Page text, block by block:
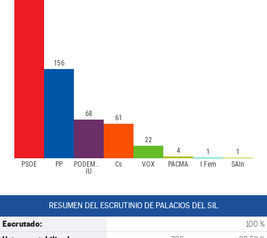
PSOE PP
PODEMOS-
IU
Cs VOX PACMA I.Fem SAIn
156
68 61
22
4
1 1
RESUMEN DEL ESCRUTINIO DE PALACIOS DEL SIL
Escrutado: 100 %